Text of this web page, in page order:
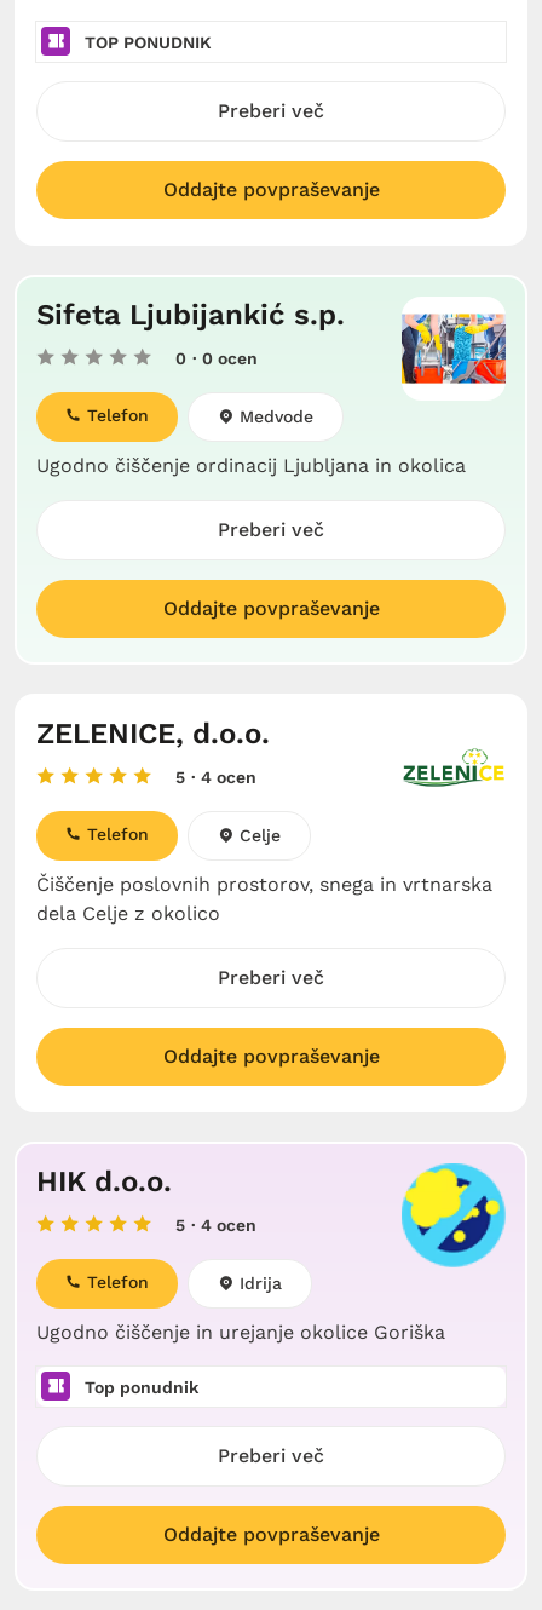
TOP PONUDNIK
Preberi več
Oddajte povpraševanje
Sifeta Ljubijankić s.p.
0 · 0 ocen
Ugodno čiščenje ordinacij Ljubljana in okolica
Telefon Medvode
Preberi več
Oddajte povpraševanje
ZELENICE, d.o.o.
5 · 4 ocen
Čiščenje poslovnih prostorov, snega in vrtnarska
dela Celje z okolico
Telefon Celje
Preberi več
Oddajte povpraševanje
HIK d.o.o.
5 · 4 ocen
Ugodno čiščenje in urejanje okolice Goriška
Telefon Idrija
Top ponudnik
Preberi več
Oddajte povpraševanje